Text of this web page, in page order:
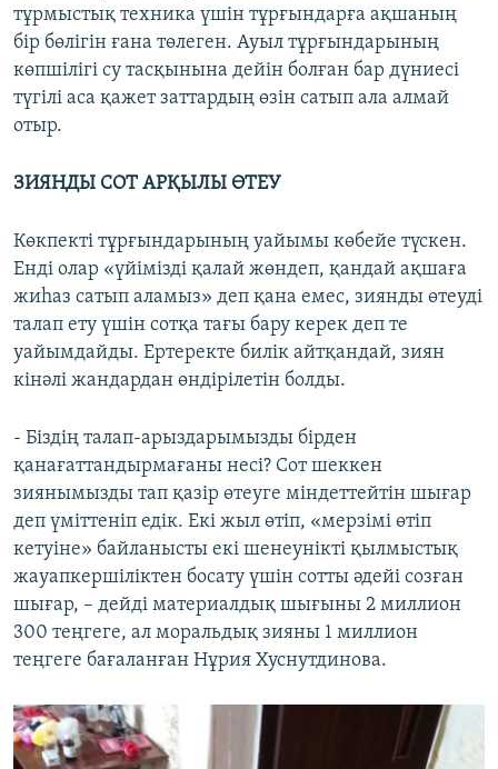
тұрмыстық техника үшін тұрғындарға ақшаның
бір бөлігін ғана төлеген. Ауыл тұрғындарының
көпшілігі су тасқынына дейін болған бар дүниесі
түгілі аса қажет заттардың өзін сатып ала алмай
отыр.
ЗИЯНДЫ СОТ АРҚЫЛЫ ӨТЕУ
Көкпекті тұрғындарының уайымы көбейе түскен.
Енді олар «үйімізді қалай жөндеп, қандай ақшаға
жиһаз сатып аламыз» деп қана емес, зиянды өтеуді
талап ету үшін сотқа тағы бару керек деп те
уайымдайды. Ертеректе билік айтқандай, зиян
кінәлі жандардан өндірілетін болды.
- Біздің талап-арыздарымызды бірден
қанағаттандырмағаны несі? Сот шеккен
зиянымызды тап қазір өтеуге міндеттейтін шығар
деп үміттеніп едік. Екі жыл өтіп, «мерзімі өтіп
кетуіне» байланысты екі шенеунікті қылмыстық
жауапкершіліктен босату үшін сотты әдейі созған
шығар, – дейді материалдық шығыны 2 миллион
300 теңгеге, ал моральдық зияны 1 миллион
теңгеге бағаланған Нұрия Хуснутдинова.